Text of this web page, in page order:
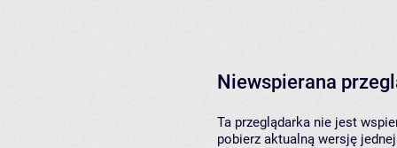
Niewspierana
Ta przeglądarka nie jest
pobierz aktualną wersję